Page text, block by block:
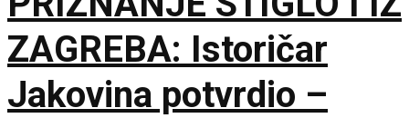
ZAGREBA: Istoričar
Jakovina potvrdio –